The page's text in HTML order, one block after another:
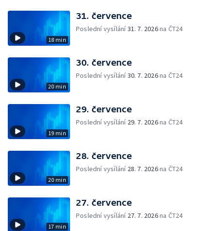
18 min
31. července
Poslední vysílání31. 7. 2026na ČT24
20 min
30. července
Poslední vysílání30. 7. 2026na ČT24
19 min
29. července
Poslední vysílání 29. 7. 2026na ČT24
20 min
28. července
Poslední vysílání 28. 7. 2026na ČT24
17 min
27. července
Poslední vysílání 27. 7. 2026na ČT24